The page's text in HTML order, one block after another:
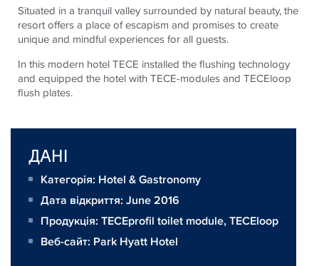
Situated in a tranquil valley surrounded by natural beauty, the
resort offers a place of escapism and promises to create
unique and mindful experiences for all guests.
In this modern hotel TECE installed the flushing technology
and equipped the hotel with TECE-modules and TECEloop
flush plates.
ДАНІ
Категорія: Hotel & Gastronomy
Дата відкриття: June 2016
Продукція: TECEprofil toilet module,TECEloop
Веб-сайт: Park Hyatt Hotel